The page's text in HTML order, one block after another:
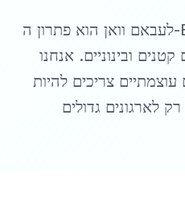
לעבאם וואן הוא פתרון ה-ERP המקיף ביותר בהודו,
ובינוניים. אנחנו
צריכים להיות